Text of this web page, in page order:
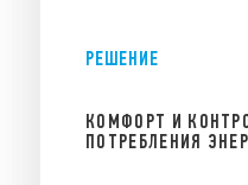
РЕШЕНИЕ
КОМФОРТ И
ПОТРЕБЛЕНИЯ